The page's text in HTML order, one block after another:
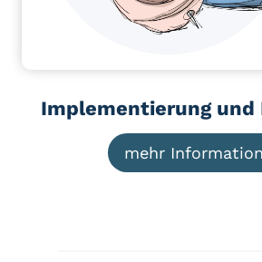
Implementierung und
mehr